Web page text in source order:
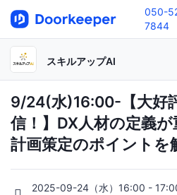
050-
7844
スキルアップAI
9/24(水)16:00-【大好
信！】DX人材の定義
計画策定のポイントを
2025-09-24（水）16:00 -